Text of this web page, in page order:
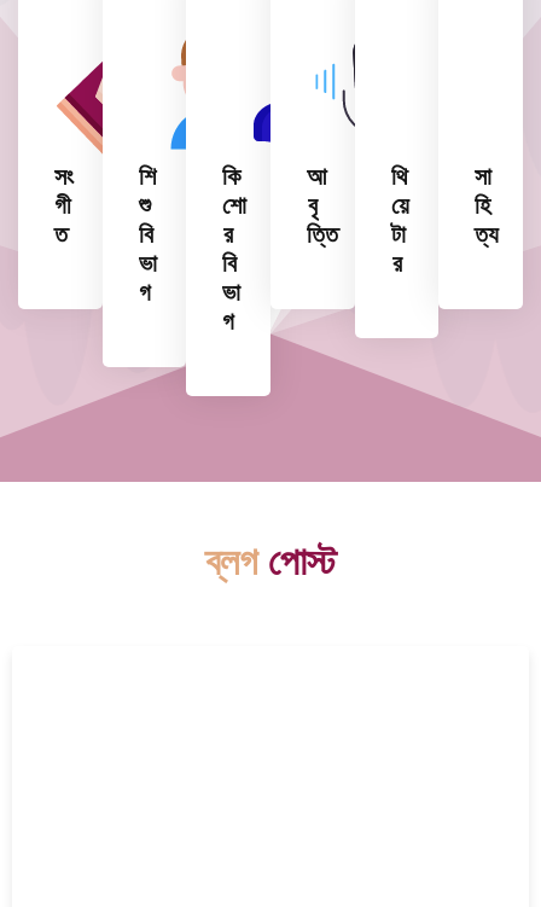
সং
গী
ত
শি
শু
বি
ভা
গ
কি
শো
র
বি
ভা
গ
আ
বৃ
ত্তি
থি
য়ে
টা
র
সা
হি
ত্য
ব্লগ পোস্ট